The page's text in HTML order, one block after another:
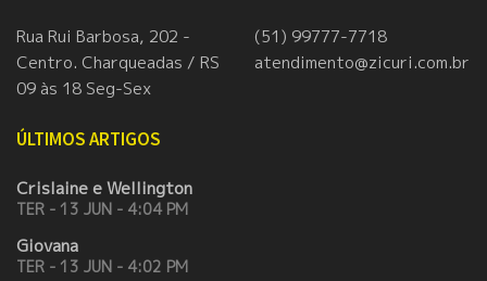
Rua Rui Barbosa, 202 -
Centro. Charqueadas / RS
09 às 18 Seg-Sex
(51) 99777-7718
atendimento@zicuri.com.br
ÚLTIMOS ARTIGOS
Crislaine e Wellington
TER - 13 JUN - 4:04 PM
Giovana
TER - 13 JUN - 4:02 PM